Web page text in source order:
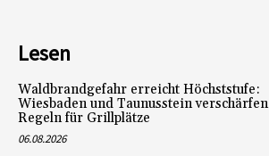
Lesen
Waldbrandgefahr erreicht Höchststufe:
Wiesbaden und Taunusstein verschärfen
Regeln für Grillplätze
06.08.2026